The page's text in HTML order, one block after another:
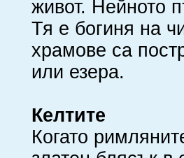
живот. Нейното
Тя е богиня на
храмове са
или езера.
Келтите
Когато